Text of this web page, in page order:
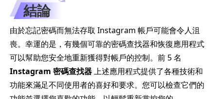
結論
由於忘記密碼而無法存取 Instagram 帳戶可能會令人沮
喪。幸運的是，有幾個可靠的密碼查找器和恢復應用程式
可以幫助您安全地重新獲得對帳戶的控制。前 5 名
Instagram 密碼查找器上述應用程式提供了各種技術和
功能來滿足不同使用者的喜好和要求。您可以檢查它們的